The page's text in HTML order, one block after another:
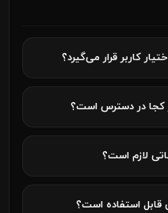
کاربر قرار می‌گیرد؟
کجا در دسترس است؟
لازم است؟
استفاده است؟